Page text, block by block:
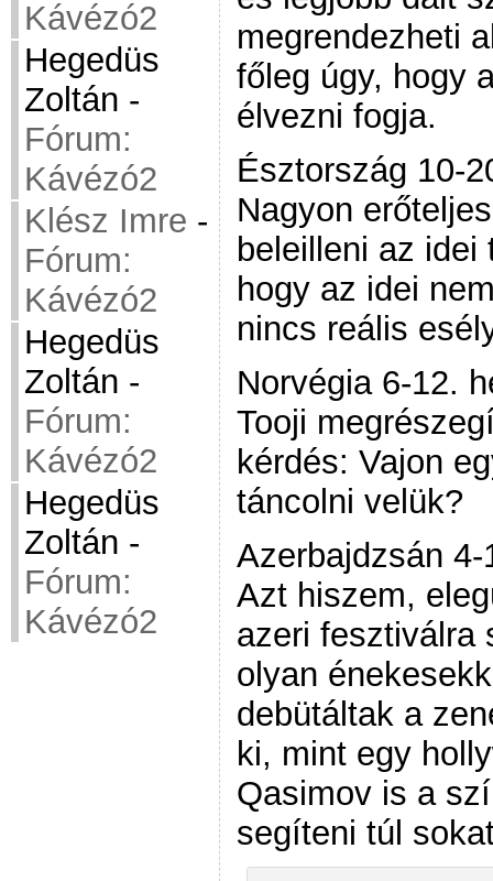
Kávézó2
Hegedüs
Zoltán -
Fórum:
Kávézó2
Klész Imre -
Fórum:
Kávézó2
Hegedüs
Zoltán -
Fórum:
Kávézó2
Hegedüs
Zoltán -
Fórum:
Kávézó2
megrendezheti
főleg úgy, hogy
élvezni fogja.
Észtország 10-
Nagyon
beleilleni az
hogy az idei
nincs reális
Norvégia 6-12.
Tooji
kérdés: Vajon
táncolni velük?
Azerbajdzsán
Azt hiszem,
azeri fesztiválra
olyan
debütáltak a
ki, mint egy
Qasimov is a
segíteni túl